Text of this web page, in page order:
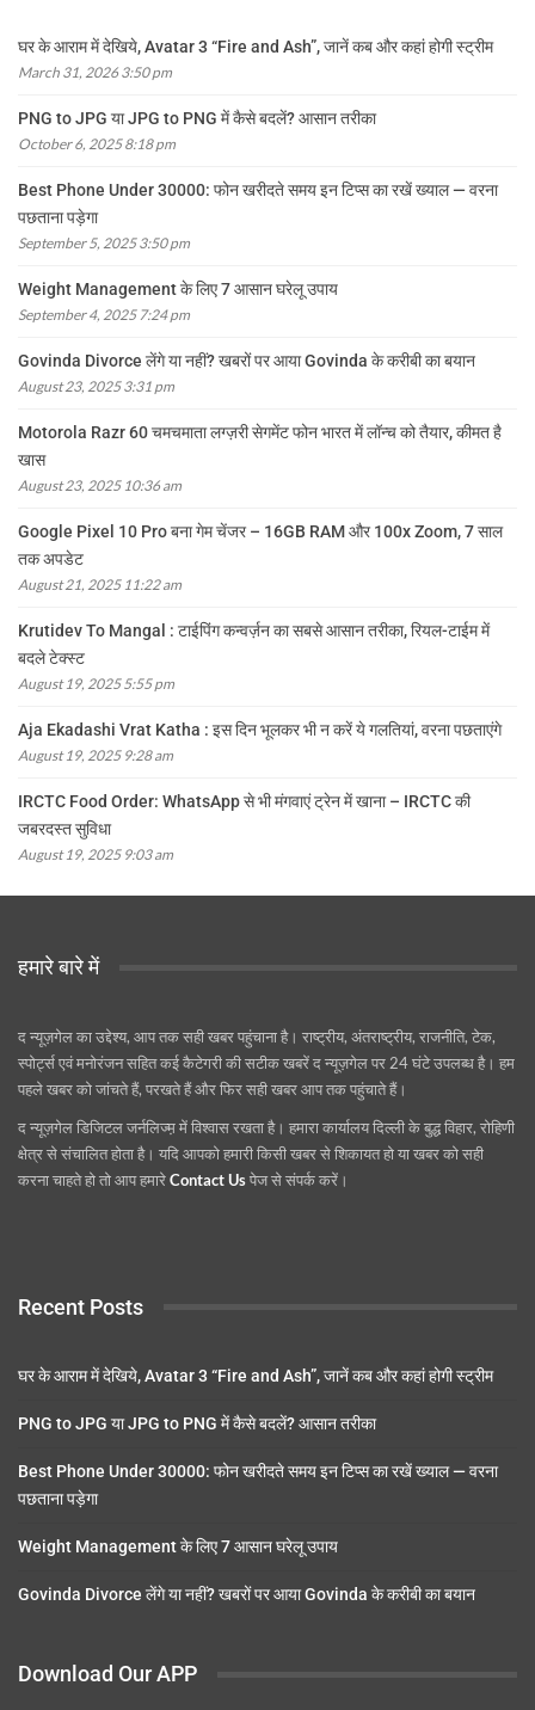
घर के आराम में देखिये, Avatar 3 “Fire and Ash”, जानें कब और कहां होगी स्ट्रीम
March 31, 2026 3:50 pm
PNG to JPG या JPG to PNG में कैसे बदलें? आसान तरीका
October 6, 2025 8:18 pm
Best Phone Under 30000: फोन खरीदते समय इन टिप्स का रखें ख्याल — वरना
पछताना पड़ेगा
September 5, 2025 3:50 pm
Weight Management के लिए 7 आसान घरेलू उपाय
September 4, 2025 7:24 pm
Govinda Divorce लेंगे या नहीं? खबरों पर आया Govinda के करीबी का बयान
August 23, 2025 3:31 pm
Motorola Razr 60 चमचमाता लग्ज़री सेगमेंट फोन भारत में लॉन्च को तैयार, कीमत है
खास
August 23, 2025 10:36 am
Google Pixel 10 Pro बना गेम चेंजर – 16GB RAM और 100x Zoom, 7 साल
तक अपडेट
August 21, 2025 11:22 am
Krutidev To Mangal : टाईपिंग कन्वर्ज़न का सबसे आसान तरीका, रियल-टाईम में
बदले टेक्स्ट
August 19, 2025 5:55 pm
Aja Ekadashi Vrat Katha : इस दिन भूलकर भी न करें ये गलतियां, वरना पछताएंगे
August 19, 2025 9:28 am
IRCTC Food Order: WhatsApp से भी मंगवाएं ट्रेन में खाना – IRCTC की
जबरदस्त सुविधा
August 19, 2025 9:03 am
हमारे बारे में
द न्यूज़गेल का उद्देश्य, आप तक सही खबर पहुंचाना है। राष्ट्रीय, अंतराष्ट्रीय, राजनीति, टेक,
स्पोर्ट्स एवं मनोरंजन सहित कई कैटेगरी की सटीक खबरें द न्यूज़गेल पर 24 घंटे उपलब्ध है। हम
पहले खबर को जांचते हैं, परखते हैं और फिर सही खबर आप तक पहुंचाते हैं।
द न्यूज़गेल डिजिटल जर्नलिज्म़ में विश्वास रखता है। हमारा कार्यालय दिल्ली के बुद्ध विहार, रोहिणी
क्षेत्र से संचालित होता है। यदि आपको हमारी किसी खबर से शिकायत हो या खबर को सही
करना चाहते हो तो आप हमारेContact Usपेज से संपर्क करें।
Recent Posts
घर के आराम में देखिये, Avatar 3 “Fire and Ash”, जानें कब और कहां होगी स्ट्रीम
PNG to JPG या JPG to PNG में कैसे बदलें? आसान तरीका
Best Phone Under 30000: फोन खरीदते समय इन टिप्स का रखें ख्याल — वरना
पछताना पड़ेगा
Weight Management के लिए 7 आसान घरेलू उपाय
Govinda Divorce लेंगे या नहीं? खबरों पर आया Govinda के करीबी का बयान
Download Our APP